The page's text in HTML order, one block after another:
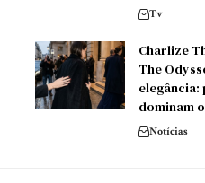
Tv
Charlize
The
elegância:
dominam
Notícias